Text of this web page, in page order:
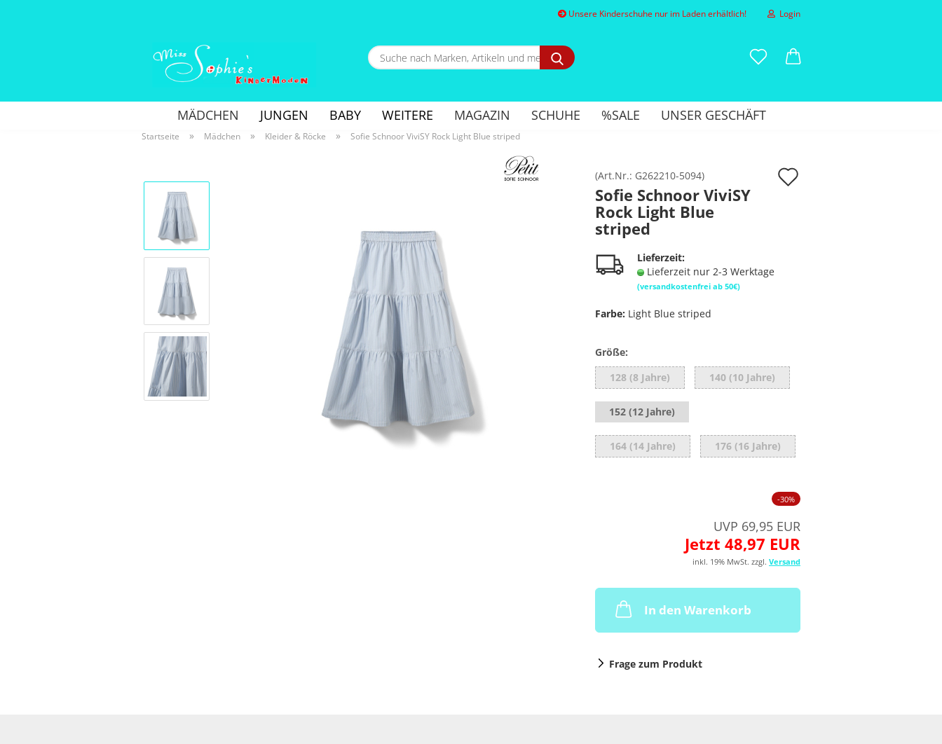
Unsere Kinderschuhe nur im Laden erhältlich! Login
Konto erstellen
Passwort vergessen?
Suche
nach
und
mehr...
MÄDCHEN JUNGEN BABY MAGAZIN SCHUHE %SALE UNSER GESCHÄFT
WEITERE
Startseite » Mädchen » Kleider & Röcke » Sofie Schnoor ViviSY Rock Light Blue striped
(Art.Nr.: G262210-5094)
Sofie Schnoor ViviSY
Rock Light Blue
striped
Lieferzeit:
Lieferzeit nur 2-3 Werktage
(versandkostenfrei ab 50€)
Farbe: Light Blue striped
Größe:
128 (8 Jahre)
140 (10 Jahre)
152 (12 Jahre)
164 (14 Jahre) 176 (16 Jahre)
-30%
UVP 69,95 EUR
Jetzt 48,97 EUR
inkl. 19% MwSt. zzgl. Versand
In den Warenkorb
Frage zum Produkt